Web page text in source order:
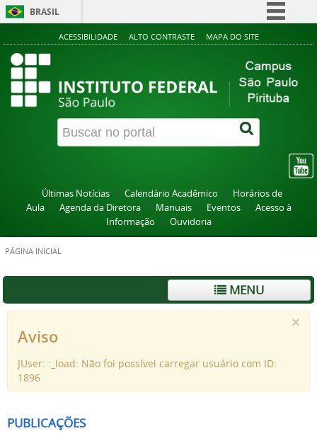
BRASIL
Simplifique!
Participe
Acesso à informação
Legislação
Canais
ACESSIBILIDADE ALTO CONTRASTE MAPA DO SITE
Últimas Notícias Calendário Acadêmico
Horários de
Aula
Agenda da Diretora Manuais Eventos
Acesso à
Informação
Ouvidoria
PÁGINA INICIAL
MENU
×
Aviso
JUser: :_load: Não foi possível carregar usuário com ID:
1896
PUBLICAÇÕES